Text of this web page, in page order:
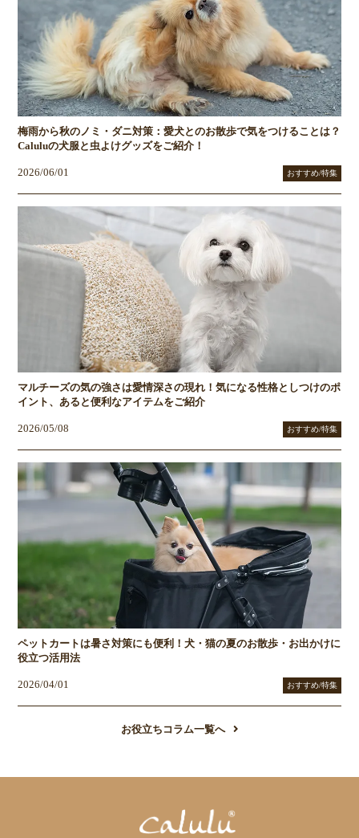
梅雨から秋のノミ・ダニ対策：愛犬とのお散歩で気をつけることは？
Caluluの犬服と虫よけグッズをご紹介！
2026/06/01 おすすめ/特集
マルチーズの気の強さは愛情深さの現れ！気になる性格としつけのポ
イント、あると便利なアイテムをご紹介
2026/05/08 おすすめ/特集
ペットカートは暑さ対策にも便利！犬・猫の夏のお散歩・お出かけに
役立つ活用法
2026/04/01 おすすめ/特集
お役立ちコラム一覧へ